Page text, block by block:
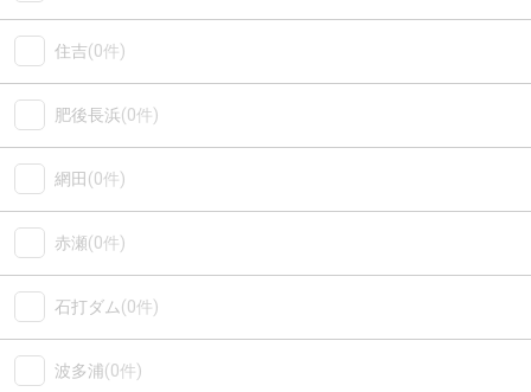
住吉(0件)
肥後長浜(0件)
網田 (0件)
赤瀬(0件)
石打ダム(0件)
波多浦(0件)